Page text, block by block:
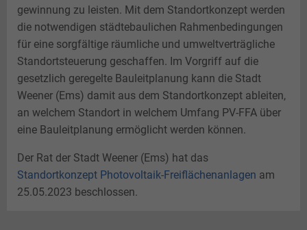
gewinnung zu leisten. Mit dem Standortkonzept werden
die notwendigen städtebaulichen Rahmenbedingungen
für eine sorgfältige räumliche und umweltverträgliche
Standortsteuerung geschaffen. Im Vorgriff auf die
gesetzlich geregelte Bauleitplanung kann die Stadt
Weener (Ems) damit aus dem Standortkonzept ableiten,
an welchem Standort in welchem Umfang PV-FFA über
eine Bauleitplanung ermöglicht werden können.
Der Rat der Stadt Weener (Ems) hat das
Standortkonzept Photovoltaik-Freiflächenanlagen am
25.05.2023 beschlossen.